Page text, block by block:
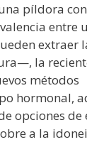
píldora
entre
extraer
la
métodos
hormonal,
opciones de
a la